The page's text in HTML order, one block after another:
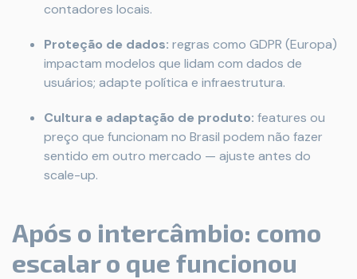
contadores locais.
Proteção de dados: regras como GDPR (Europa)
impactam modelos que lidam com dados de
usuários; adapte política e infraestrutura.
Cultura e adaptação de produto: features ou
preço que funcionam no Brasil podem não fazer
sentido em outro mercado — ajuste antes do
scale-up.
Após o intercâmbio: como
escalar o que funcionou